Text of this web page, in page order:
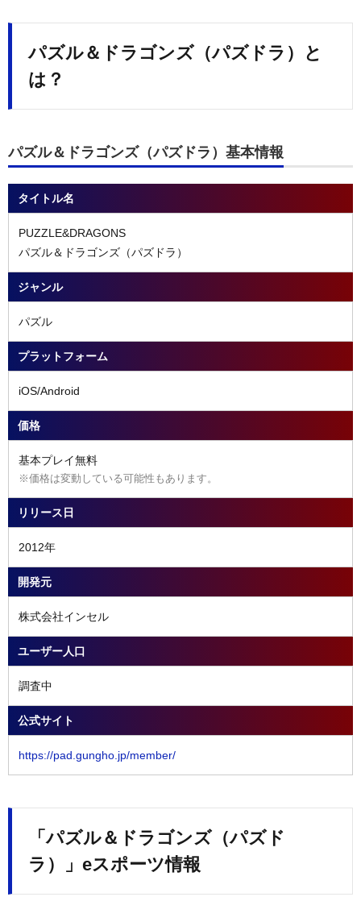
パズル＆ドラゴンズ（パズドラ）と
は？
パズル＆ドラゴンズ（パズドラ）基本情報
タイトル名
PUZZLE&DRAGONS
パズル＆ドラゴンズ（パズドラ）
ジャンル
パズル
プラットフォーム
iOS/Android
価格
基本プレイ無料
※価格は変動している可能性もあります。
リリース日
2012年
開発元
株式会社インセル
ユーザー人口
調査中
公式サイト
https://pad.gungho.jp/member/
「パズル＆ドラゴンズ（パズド
ラ）」eスポーツ情報